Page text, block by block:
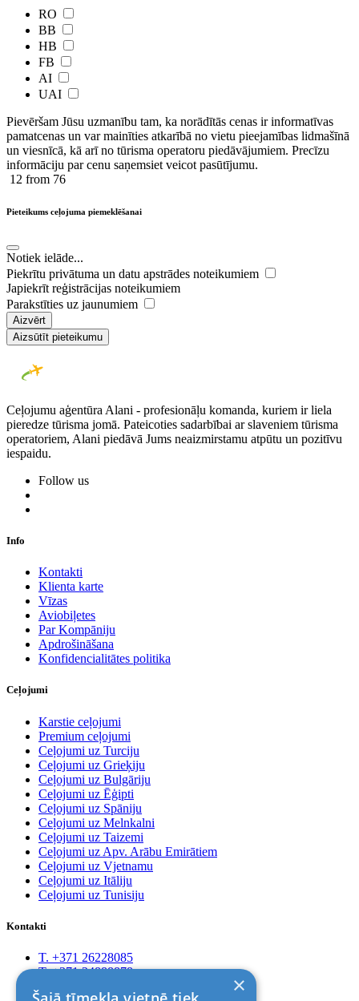
RO
BB
HB
FB
AI
UAI
Pievēršam Jūsu uzmanību tam, ka norādītās cenas ir ​informatīvas ​
pamatcenas un var mainīties atkarībā ​no ​vietu pieejamības lidmašīnā
un viesnīcā, kā arī no tūrisma operatoru piedāvājumiem. Precīzu
informāciju par cenu saņemsiet veicot pasūtījumu.
12 from 76
Pieteikums ceļojuma piemeklēšanai
Notiek ielāde...
Piekrītu privātuma un datu apstrādes noteikumiem
Japiekrīt reģistrācijas noteikumiem
Parakstīties uz jaunumiem
Aizvērt
Aizsūtīt pieteikumu
Ceļojumu aģentūra Alani - profesionāļu komanda, kuriem ir liela
pieredze tūrisma jomā. Pateicoties sadarbībai ar slaveniem tūrisma
operatoriem, Alani piedāvā Jums neaizmirstamu atpūtu un pozitīvu
iespaidu.
Follow us
Info
Kontakti
Klienta karte
Vīzas
Aviobiļetes
Par Kompāniju
Apdrošināšana
Konfidencialitātes politika
Ceļojumi
Karstie ceļojumi
Premium ceļojumi
Ceļojumi uz Turciju
Ceļojumi uz Grieķiju
Ceļojumi uz Bulgāriju
Ceļojumi uz Ēģipti
Ceļojumi uz Spāniju
Ceļojumi uz Melnkalni
Ceļojumi uz Taizemi
Ceļojumi uz Apv. Arābu Emirātiem
Ceļojumi uz Vjetnamu
Ceļojumi uz Itāliju
Ceļojumi uz Tunisiju
Kontakti
T. +371 26228085
T. +371 24888878
×